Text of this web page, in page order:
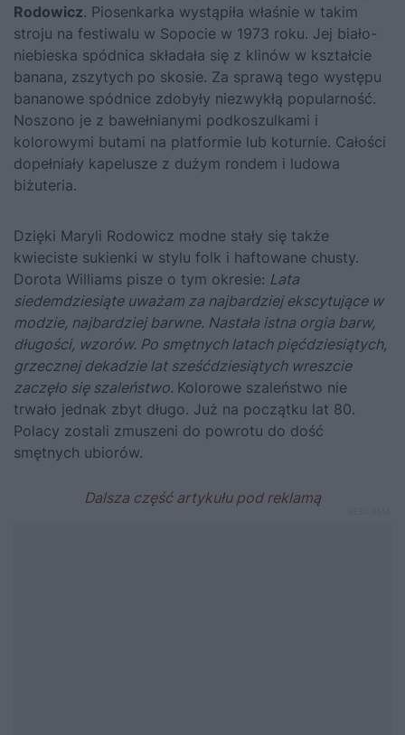
Rodowicz. Piosenkarka wystąpiła właśnie w takim
stroju na festiwalu w Sopocie w 1973 roku. Jej biało-
niebieska spódnica składała się z klinów w kształcie
banana, zszytych po skosie. Za sprawą tego występu
bananowe spódnice zdobyły niezwykłą popularność.
Noszono je z bawełnianymi podkoszulkami i
kolorowymi butami na platformie lub koturnie. Całości
dopełniały kapelusze z dużym rondem i ludowa
biżuteria.
Dzięki Maryli Rodowicz modne stały się także
kwieciste sukienki w stylu folk i haftowane chusty.
Dorota Williams pisze o tym okresie: Lata
siedemdziesiąte uważam za najbardziej ekscytujące w
modzie, najbardziej barwne. Nastała istna orgia barw,
długości, wzorów. Po smętnych latach pięćdziesiątych,
grzecznej dekadzie lat sześćdziesiątych wreszcie
zaczęło się szaleństwo. Kolorowe szaleństwo nie
trwało jednak zbyt długo. Już na początku lat 80.
Polacy zostali zmuszeni do powrotu do dość
smętnych ubiorów.